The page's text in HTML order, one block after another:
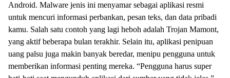
Android. Malware jenis ini menyamar sebagai aplikasi resmi
untuk mencuri informasi perbankan, pesan teks, dan data pribadi
kamu. Salah satu contoh yang lagi heboh adalah Trojan Mamont,
yang aktif beberapa bulan terakhir. Selain itu, aplikasi penipuan
uang palsu juga makin banyak beredar, menipu pengguna untuk
memberikan informasi penting mereka. “Pengguna harus super